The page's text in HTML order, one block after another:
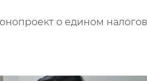
о едином